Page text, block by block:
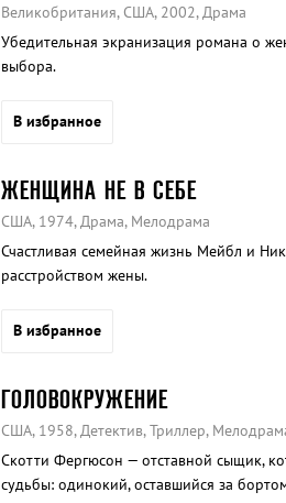
Великобритания, США, 2002, Драма
Убедительная экранизация романа о
выбора.
В избранное
ЖЕНЩИНА НЕ В СЕБЕ
США, 1974, Драма, Мелодрама
Счастливая семейная жизнь Мейбл и
расстройством жены.
В избранное
ГОЛОВОКРУЖЕНИЕ
США, 1958, Детектив, Триллер,
Скотти Фергюсон — отставной сыщик,
судьбы: одинокий, оставшийся за